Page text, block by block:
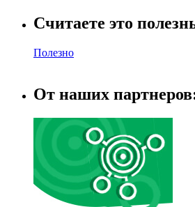
Считаете это
Полезно
От наших